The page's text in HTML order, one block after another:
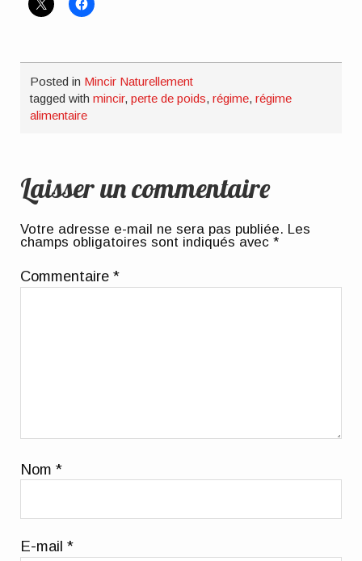
Posted in Mincir Naturellement
tagged withmincir,perte de poids,régime,régime
alimentaire
Laisser un commentaire
Votre adresse e-mail ne sera pas publiée. Les
champs obligatoires sont indiqués avec*
Commentaire*
Nom*
E-mail*